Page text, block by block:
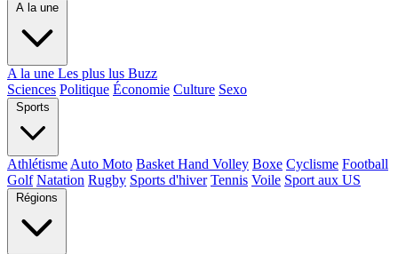
A la une
A la une Les plus lus Buzz
Sciences Politique Économie Culture Sexo
Sports
Athlétisme Auto Moto Basket Hand Volley Boxe Cyclisme Football
Golf Natation Rugby Sports d'hiver Tennis Voile Sport aux US
Régions